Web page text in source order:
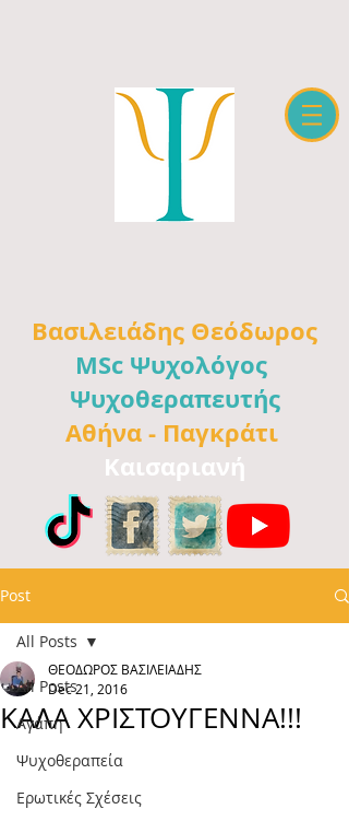
Βασιλειάδης Θεόδωρος
MSc Ψυχολόγος
Ψυχοθεραπευτής
Αθήνα - Παγκράτι
Καισαριανή
Post
All Posts
Αγάπη
Ψυχοθεραπεία
Ερωτικές Σχέσεις
All Posts
ΚΑΛΑ ΧΡΙΣΤΟΥΓΕΝΝΑ!!!
ΘΕΟΔΩΡΟΣ ΒΑΣΙΛΕΙΑΔΗΣ
Dec 21, 2016